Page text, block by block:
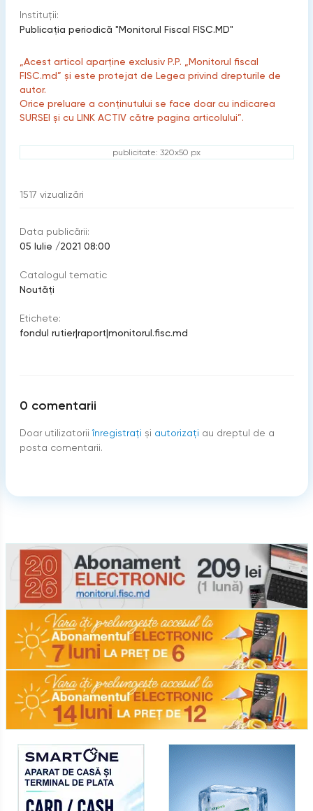
Instituții:
Publicaţia periodică "Monitorul Fiscal FISC.MD"
„Acest articol aparține exclusiv P.P. „Monitorul fiscal
FISC.md” și este protejat de Legea privind drepturile de
autor.
Orice preluare a conținutului se face doar cu indicarea
SURSEI și cu LINK ACTIV către pagina articolului”.
publicitate: 320x50 px
1517 vizualizări
Data publicării:
05 Iulie /2021 08:00
Catalogul tematic
Noutăți
Etichete:
fondul rutier|raport|monitorul.fisc.md
0 comentarii
Doar utilizatorii înregistraţi şi autorizați au dreptul de a
posta comentarii.